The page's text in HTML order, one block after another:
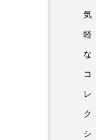
気
軽
な
コ
レ
ク
シ